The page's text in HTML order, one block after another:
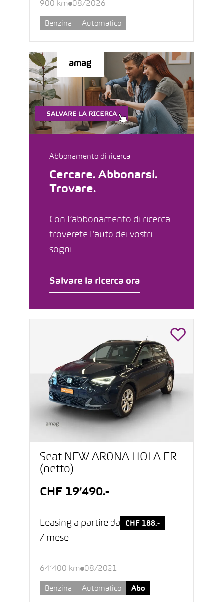
900 km 08/2026
Benzina Automatico
Abbonamento di ricerca
Cercare. Abbonarsi.
Trovare.
Con l’abbonamento di ricerca
troverete l’auto dei vostri
sogni
Salvare la ricerca ora
Seat NEW ARONA HOLA FR
(netto)
CHF 19’490.-
Leasing a partire da CHF 188.-
/ mese
64’400 km 08/2021
Benzina Automatico Abo